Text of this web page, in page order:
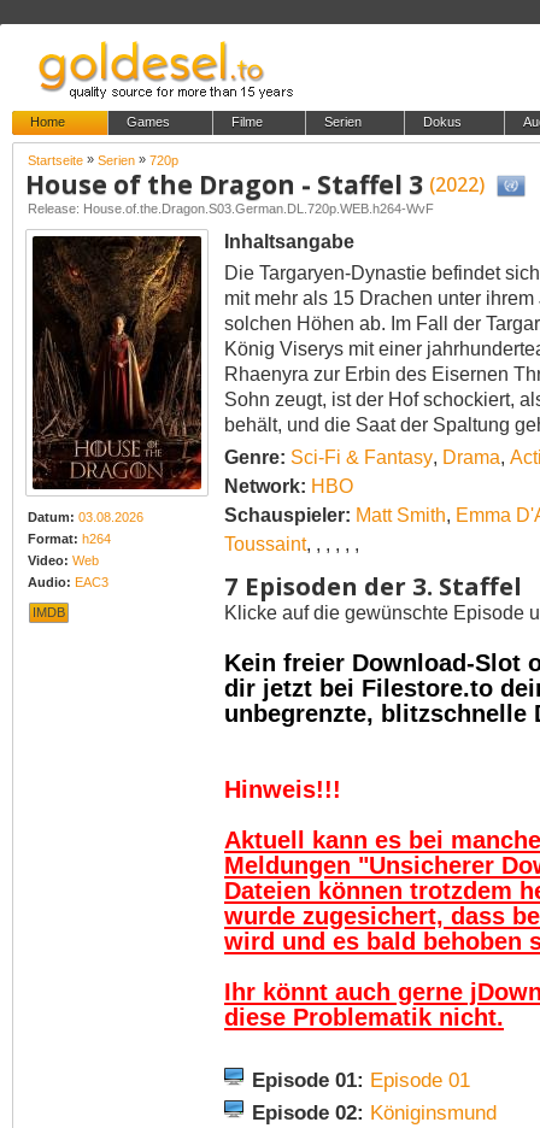
Home Games Filme Serien Dokus
Startseite » Serien » 720p
House of the Dragon - Staffel 3 (2022)
Release: House.of.the.Dragon.S03.German.DL.720p.WEB.h264-WvF
Datum: 03.08.2026
Format: h264
Video: Web
Audio: EAC3
IMDB
Inhaltsangabe
Die Targaryen-Dynastie befindet
mit mehr als 15 Drachen unter
solchen Höhen ab. Im Fall der
König Viserys mit einer
Rhaenyra zur Erbin des Eisernen
Sohn zeugt, ist der Hof schockiert,
behält, und die Saat der Spaltung
Genre: Sci-Fi & Fantasy, Drama,
Network: HBO
Schauspieler: Matt Smith, Emma
Toussaint, , , , , ,
7 Episoden der 3. Staffel
Klicke auf die gewünschte Episode
Kein freier Download-Slot
dir jetzt bei Filestore.to
unbegrenzte, blitzschnelle
Hinweis!!!
Aktuell kann es bei
Meldungen "Unsicherer
Dateien können trotzdem
wurde zugesichert, dass
wird und es bald behoben
Ihr könnt auch gerne
diese Problematik nicht.
Episode 01: Episode 01
Episode 02: Königinsmund